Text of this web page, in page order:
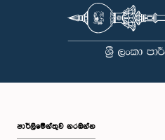
පාර්ලි‌මේන්තුව නරඹන්න